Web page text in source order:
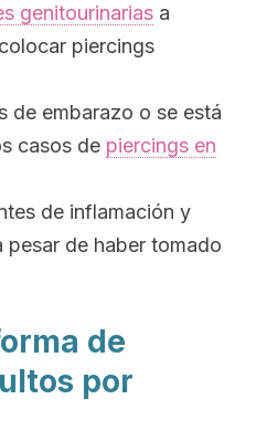
genitourinarias a
piercings
de embarazo o se está
casos de piercings en
de inflamación y
pesar de haber tomado
de
por